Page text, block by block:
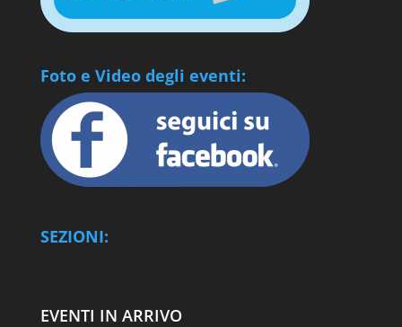
Foto e Video degli eventi:
SEZIONI:
EVENTI IN ARRIVO